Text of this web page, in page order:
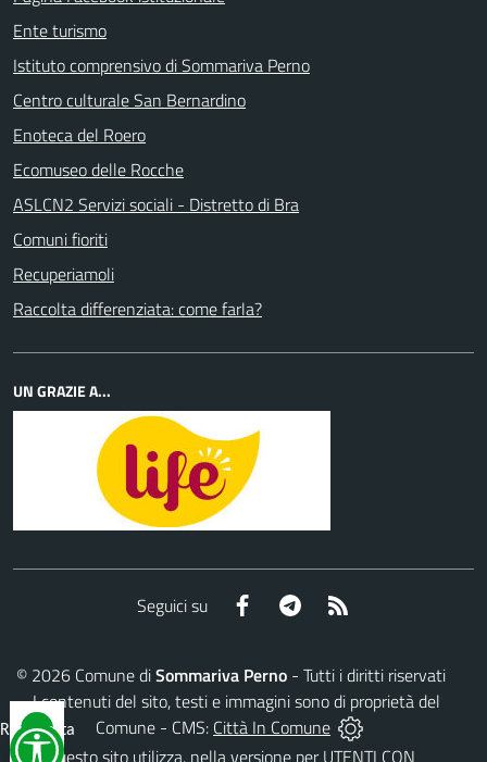
Ente turismo
Istituto comprensivo di Sommariva Perno
Centro culturale San Bernardino
Enoteca del Roero
Ecomuseo delle Rocche
ASLCN2 Servizi sociali - Distretto di Bra
Comuni fioriti
Recuperiamoli
Raccolta differenziata: come farla?
UN GRAZIE A...
Seguici su Facebook Telegram
© 2026Comune diSommariva Perno- Tutti i diritti riservati
- I contenuti del sito, testi e immagini sono di proprietà del
Comune - CMS: Città In Comune
Reimposta
tutto